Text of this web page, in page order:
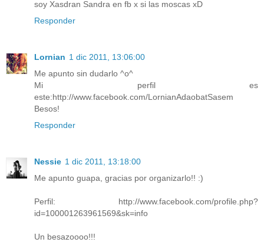
soy Xasdran Sandra en fb x si las moscas xD
Responder
Lornian 1 dic 2011, 13:06:00
Me apunto sin dudarlo ^o^
Mi perfil es
este:http://www.facebook.com/LornianAdaobatSasem
Besos!
Responder
Nessie 1 dic 2011, 13:18:00
Me apunto guapa, gracias por organizarlo!! :)
Perfil: http://www.facebook.com/profile.php?
id=100001263961569&sk=info
Un besazoooo!!!